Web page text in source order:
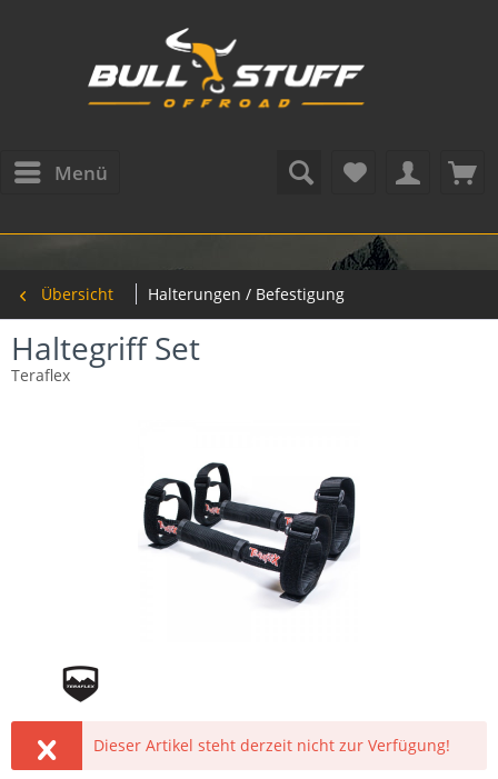
Menü
Übersicht Halterungen / Befestigung
Haltegriff Set
Teraflex
Dieser Artikel steht derzeit nicht zur Verfügung!